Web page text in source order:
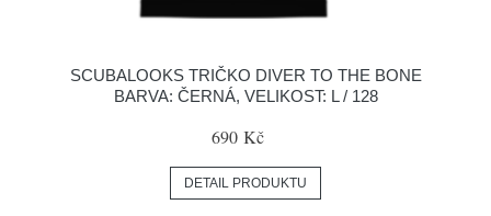
SCUBALOOKS TRIČKO DIVER TO THE BONE
BARVA: ČERNÁ, VELIKOST: L / 128
690 Kč
DETAIL PRODUKTU